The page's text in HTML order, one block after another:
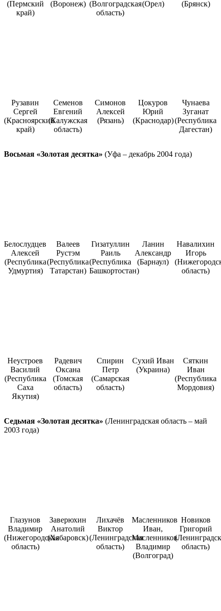
(Пермский
край)
(Воронеж) (Волгоградская
область)
(Орел)
(Брянск)
Рузавин
Сергей
(Красноярский
край)
Семенов
Евгений
(Калужская
область)
Симонов
Алексей
(Рязань)
Цокуров
Юрий
(Краснодар)
Чунаева
Зуганат
(Республика
Дагестан)
Восьмая «Золотая десятка» (Уфа – декабрь 2004 года)
Белослудцев
Алексей
(Республика
Удмуртия)
Валеев
Рустэм
(Республика
Татарстан)
Гизатуллин
Раиль
(Республика
Башкортостан)
Ланин
Александр
(Барнаул)
Навалихин
Игорь
область)
Неустроев
Василий
(Республика
Саха
Якутия)
Радевич
Оксана
(Томская
область)
Спирин
Петр
(Самарская
область)
Сухий Иван
(Украина)
Сяткин
Иван
(Республика
Мордовия)
Седьмая «Золотая десятка» (Ленинградская область – май
2003 года)
Глазунов
Владимир
(Нижегородская
область)
Заверюхин
Анатолий
(Хабаровск)
Лихачёв
Виктор
(Ленинградская
область)
Масленников
Иван,
Масленников
Владимир
(Волгоград)
Новиков
Григорий
область)